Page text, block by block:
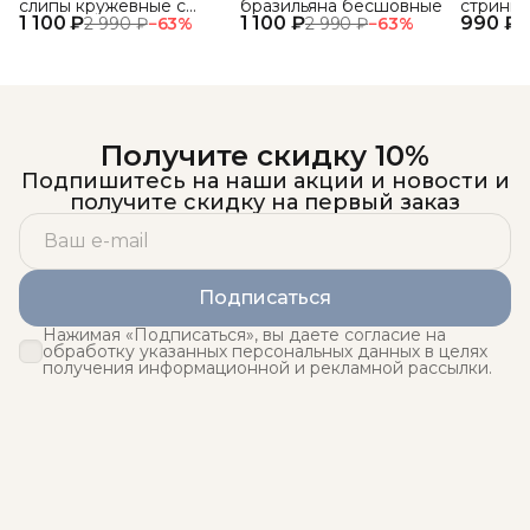
1 100 ₽2 990 ₽−63%
слипы кружевные с
высокой посадкой 3 шт. 1 100 ₽2 990 ₽−63%
бразильяна бесшовные
990 ₽
Получите скидку 10%
Подпишитесь на наши акции и новости и
получите скидку на первый заказ
Подписаться
Нажимая «Подписаться», вы даете согласие на
обработку указанных персональных данных в целях
получения информационной и рекламной рассылки.